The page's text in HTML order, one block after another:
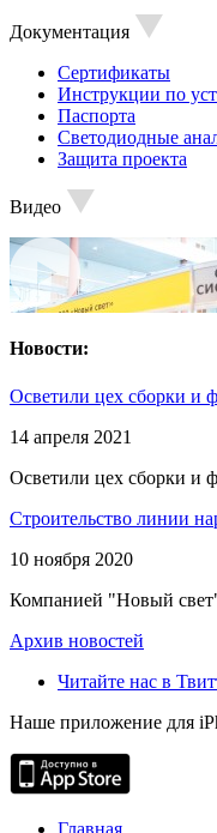
Документация
Сертификаты
Инструкции по
Паспорта
Светодиодные
Защита проекта
Видео
Новости:
Осветили цех сборки и
14 апреля 2021
Осветили цех сборки и
Строительство линии
10 ноября 2020
Компанией "Новый свет"
Архив новостей
Читайте нас в
Наше приложение для
Главная